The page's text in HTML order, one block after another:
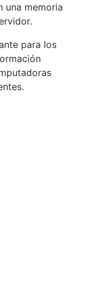
una memoria
para los